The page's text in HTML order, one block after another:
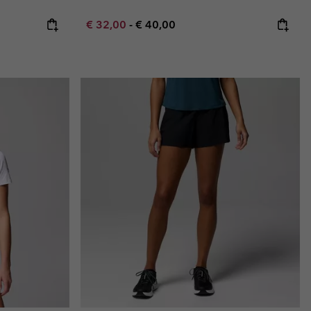
Minimum sale price:
€ 32,00 - Maximum price:
€ 40,00